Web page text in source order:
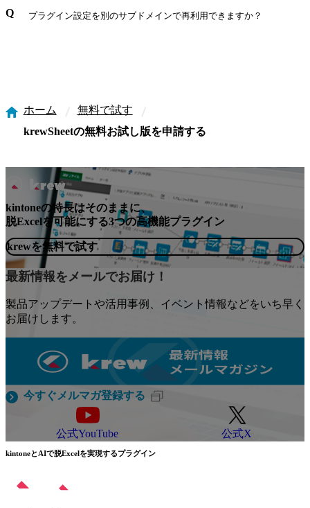
でも、製品版を購入頂くと再度ご利用頂くことが可能
プラグイン設定を別のサブドメインで再利用できますか？
ホーム
無料で試す
krewSheetの無料お試し版を申請する
kintoneの特長はそのままに、
脱Excelを可能にする3つの高機能プラグイン
krewを無料で試す
最新情報をメールでお届け！
製品アップデートや活用事例、イベント情報などをいち早く
お届けします。
今すぐメルマガ登録する
公式YouTube 公式X
kintoneとAIで脱Excelを実現するプラグイン